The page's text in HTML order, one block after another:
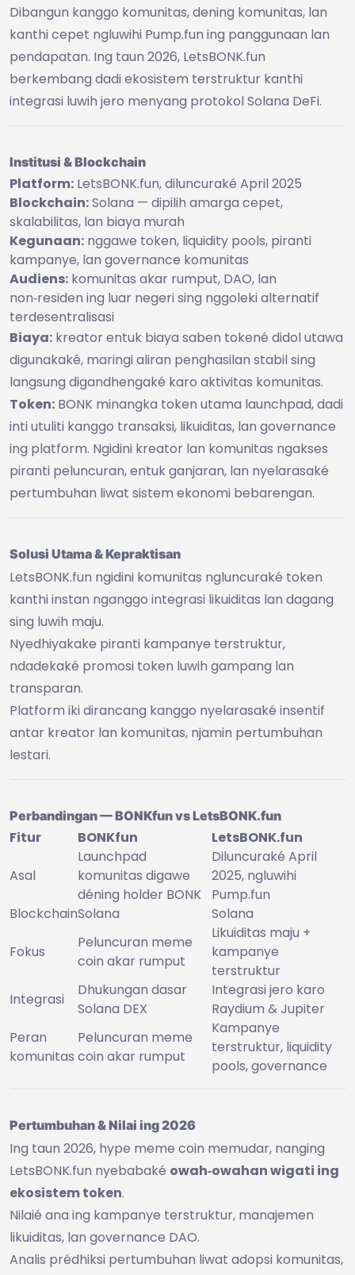
Dibangun kanggo komunitas, dening komunitas, lan
kanthi cepet ngluwihi Pump.fun ing panggunaan lan
pendapatan. Ing taun 2026, LetsBONK.fun
berkembang dadi ekosistem terstruktur kanthi
integrasi luwih jero menyang protokol Solana DeFi.
Institusi & Blockchain
Platform: LetsBONK.fun, diluncuraké April 2025
Blockchain:Solana — dipilih amarga cepet,
skalabilitas, lan biaya murah
Kegunaan: nggawe token, liquidity pools, piranti
kampanye, lan governance komunitas
Audiens: komunitas akar rumput, DAO, lan
non‑residen ing luar negeri sing nggoleki alternatif
terdesentralisasi
Biaya: kreator entuk biaya saben tokené didol utawa
digunakaké, maringi aliran penghasilan stabil sing
langsung digandhengaké karo aktivitas komunitas.
Token: BONK minangka token utama launchpad, dadi
inti utuliti kanggo transaksi, likuiditas, lan governance
ing platform. Ngidini kreator lan komunitas ngakses
piranti peluncuran, entuk ganjaran, lan nyelarasaké
pertumbuhan liwat sistem ekonomi bebarengan.
Solusi Utama & Kepraktisan
LetsBONK.fun ngidini komunitas ngluncuraké token
kanthi instan nganggo integrasi likuiditas lan dagang
sing luwih maju.
Nyedhiyakake piranti kampanye terstruktur,
ndadekaké promosi token luwih gampang lan
transparan.
Platform iki dirancang kanggo nyelarasaké insentif
antar kreator lan komunitas, njamin pertumbuhan
lestari.
Perbandingan — BONKfun vs LetsBONK.fun
Fitur BONKfun LetsBONK.fun
Asal
Launchpad
komunitas digawe
déning holder BONK
Diluncuraké April
2025, ngluwihi
Pump.fun
BlockchainSolana Solana
Fokus
Peluncuran meme
coin akar rumput
Likuiditas maju +
kampanye
terstruktur
Integrasi
Dhukungan dasar
Solana DEX
Integrasi jero karo
Raydium & Jupiter
Peran
komunitas
Peluncuran meme
coin akar rumput
Kampanye
terstruktur, liquidity
pools, governance
Pertumbuhan & Nilai ing 2026
Ing taun 2026, hype meme coin memudar, nanging
LetsBONK.fun nyebabaké owah‑owahan wigati ing
ekosistem token.
Nilaié ana ing kampanye terstruktur, manajemen
likuiditas, lan governance DAO.
Analis prédhiksi pertumbuhan liwat adopsi komunitas,